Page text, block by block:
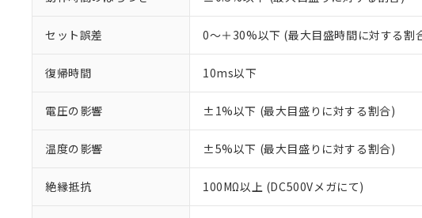
セット誤差 0～＋30%以下 (最大目盛時間に対する
復帰時間 10ms以下
電圧の影響 ±1%以下 (最大目盛りに対する割合)
温度の影響 ±5%以下 (最大目盛りに対する割合)
絶縁抵抗 100MΩ以上 (DC500Vメガにて)
本サービスは、当社制御
くものです。
のであり、閲覧された時
い。
正式な納期状況および標
当社販売員にご相談くださ
在庫状況および標準価格
す。
マイパーツ機能（部品リ
*EU RoHS指令（10物質）：
鉛(Pb) 1000ppm以下、 水銀(Hg)
六価クロム(Cr(Ⅵ)) 1000ppm以下、ポリ
※2 対応予定月
部品在庫の切り替え状況などに
「○」：最大均質材料含有率が
「－」：未確認です。当社販売
*中国RoHS10物質の基準値 (GB/T26572)
Cr(Ⅵ)(六価クロム) : 1000ppm、 PBBs(
DBP(フタル酸ジブチル) : 1000ppm、
DEHP(フタル酸ビス(2-エチルヘキシル))
※2 環境保護使用期限
当社は、これら貴社製品
う）を輸出または国外へ
ます。
当社は貴社製品を、核兵
置等に一切使用いたしま
当社は、貴社製品を第三
たしません。
記
説明
○ 一定数以上の在庫あり
△ 一定数には満たないが
－
在庫なし(最新の在庫